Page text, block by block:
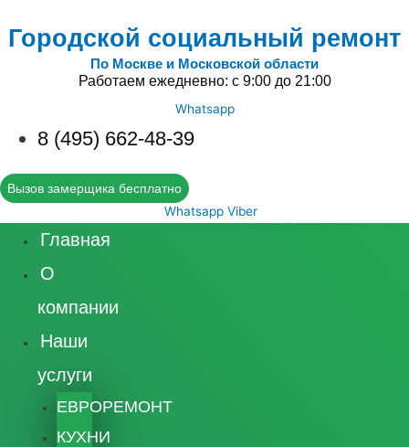
Городской социальный ремонт
По Москве и Московской области
Работаем ежедневно: с 9:00 до 21:00
Whatsapp
8 (495) 662-48-39
Вызов замерщика бесплатно
Whatsapp Viber
Главная
О
компании
Наши
услуги
ЕВРОРЕМОНТ
КУХНИ